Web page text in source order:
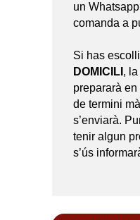
un
comanda a
Si has
DOMICILI ,
prepararà
de termini
s’enviarà.
tenir algun
s’ús